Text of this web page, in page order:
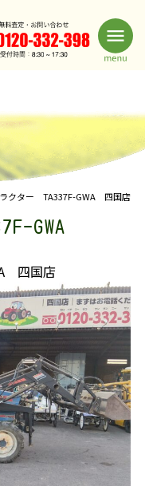
クター TA337F-GWA 四国店
GWA
四国店